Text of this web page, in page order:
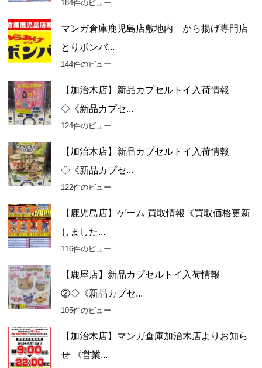
184件のビュー
マンガ倉庫鹿児島店敷地内 から揚げ専門店
とりボンバ...
144件のビュー
【加治木店】新品カプセルトイ入荷情報
◇《新品カプセ...
124件のビュー
【加治木店】新品カプセルトイ入荷情報
◇《新品カプセ...
122件のビュー
【鹿児島店】ゲーム 買取情報《買取価格更新
しました...
116件のビュー
【鹿屋店】新品カプセルトイ入荷情報
②◇《新品カプセ...
105件のビュー
【加治木店】マンガ倉庫加治木店よりお知ら
せ 《営業...